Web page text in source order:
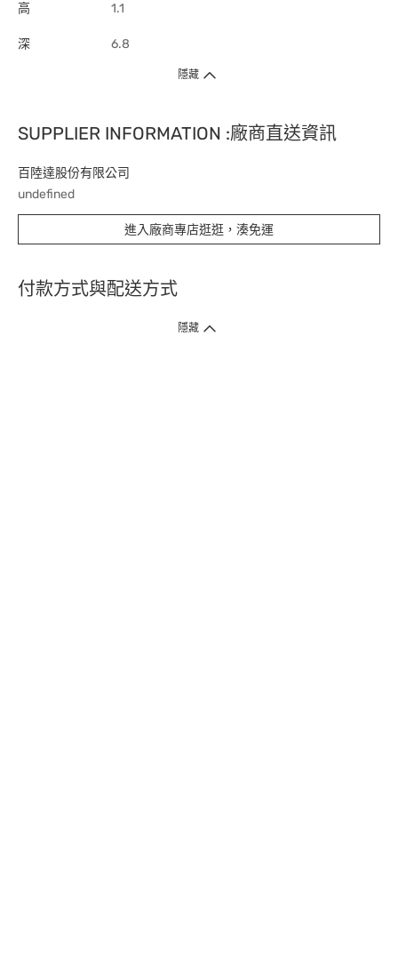
高 1.1
深 6.8
隱藏
SUPPLIER INFORMATION :廠商直送資訊
百陸達股份有限公司
undefined
進入廠商專店逛逛，湊免運
付款方式與配送方式
隱藏